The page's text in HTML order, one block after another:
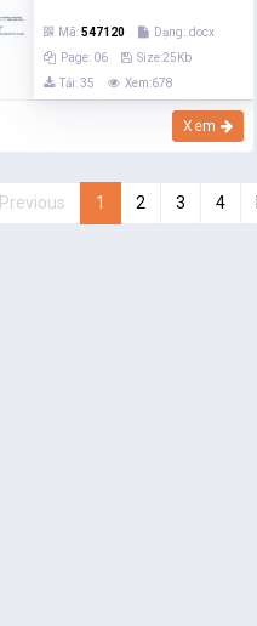
Mã:547120
Dạng:.docx
Page: 06
Size:25Kb
Tải: 35
Xem:678
Xem
Previous 1 2 3 4